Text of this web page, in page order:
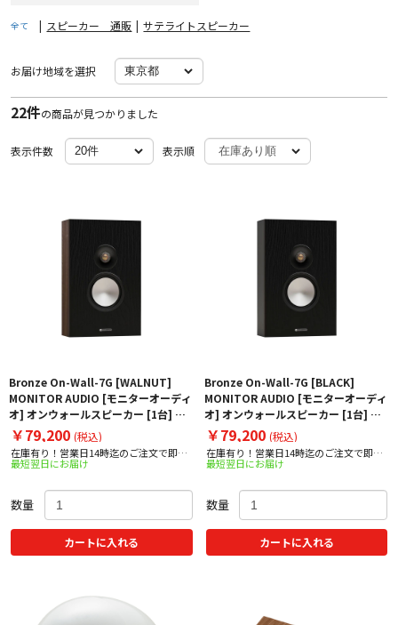
全て | スピーカー 通販 | サテライトスピーカー
お届け地域を選択
22件の商品が見つかりました
表示件数 表示順
Bronze On-Wall-7G [WALNUT]
MONITOR AUDIO [モニターオーディ
オ] オンウォールスピーカー [1台] 下
取り査定額20%アップ実施中！
￥79,200 (税込)
在庫有り！営業日14時迄のご注文で即日
出荷！
最短翌日にお届け
数量
カートに入れる
Bronze On-Wall-7G [BLACK]
MONITOR AUDIO [モニターオーディ
オ] オンウォールスピーカー [1台] 下
取り査定額20%アップ実施中！
￥79,200 (税込)
在庫有り！営業日14時迄のご注文で即日
出荷！
最短翌日にお届け
数量
カートに入れる